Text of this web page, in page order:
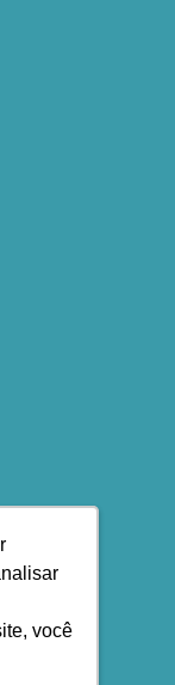
você
você